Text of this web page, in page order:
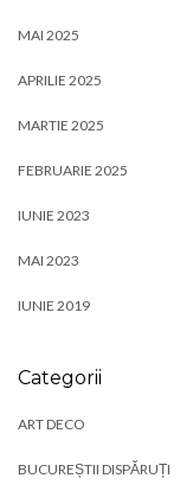
MAI 2025
APRILIE 2025
MARTIE 2025
FEBRUARIE 2025
IUNIE 2023
MAI 2023
IUNIE 2019
Categorii
ART DECO
BUCUREȘTII DISPĂRUȚI